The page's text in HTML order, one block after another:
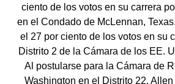
ciento de los votos en su carrera
en el Condado de McLennan,
el 27 por ciento de los votos en su
Distrito 2 de la Cámara de los EE.
Al postularse para la Cámara de
Washington en el Distrito 22,